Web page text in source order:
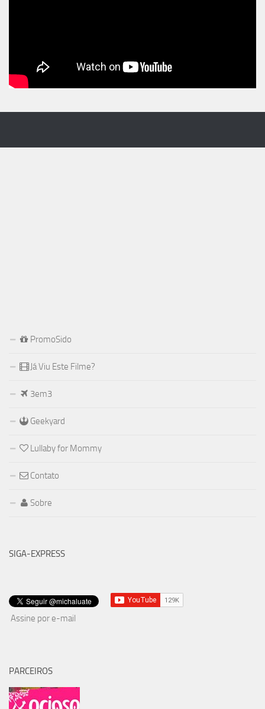
PromoSido
Já Viu Este Filme?
3em3
Geekyard
Lullaby for Mommy
Contato
Sobre
SIGA-EXPRESS
Assine por e-mail
PARCEIROS